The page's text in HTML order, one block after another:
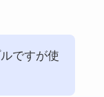
ですが使